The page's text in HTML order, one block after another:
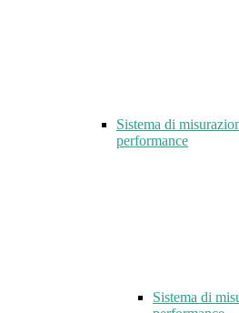
Sistema di
performance
Sistema di